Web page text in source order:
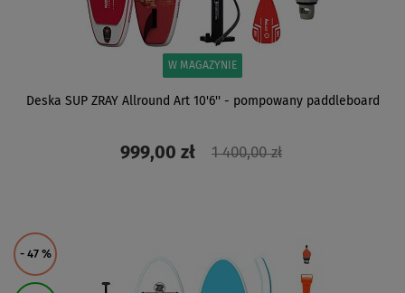
W MAGAZYNIE
Deska SUP ZRAY Allround Art 10'6'' - pompowany paddleboard
999,00 zł 1 400,00 zł
- 47 %